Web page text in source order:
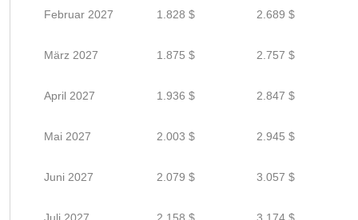
Februar 2027 1.828 $ 2.689 $
März 2027 1.875 $ 2.757 $
April 2027 1.936 $ 2.847 $
Mai 2027 2.003 $ 2.945 $
Juni 2027 2.079 $ 3.057 $